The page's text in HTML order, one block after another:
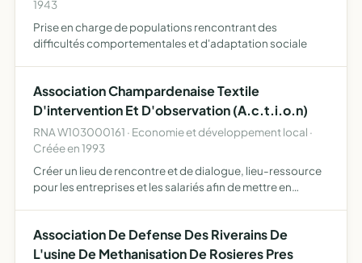
1943
Prise en charge de populations rencontrant des
difficultés comportementales et d'adaptation sociale
Association Champardenaise Textile
D'intervention Et D'observation (A.c.t.i.o.n)
RNA W103000161 · Economie et développement local ·
Créée en 1993
Créer un lieu de rencontre et de dialogue, lieu-ressource
pour les entreprises et les salariés afin de mettre en
Association De Defense Des Riverains De
L'usine De Methanisation De Rosieres Pres